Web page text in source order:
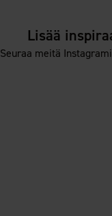
Lisää
Seuraa meitä